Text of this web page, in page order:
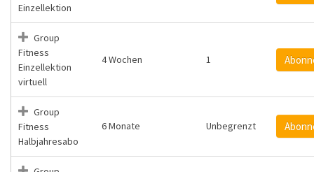
Einzellektion
Group
Fitness
Einzellektion
virtuell
4 Wochen 1
Group
Fitness
Halbjahresabo
6 Monate Unbegrenzt